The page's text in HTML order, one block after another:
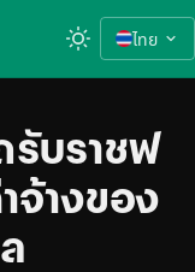
ไทย
รับราชฟ
จ้างของ